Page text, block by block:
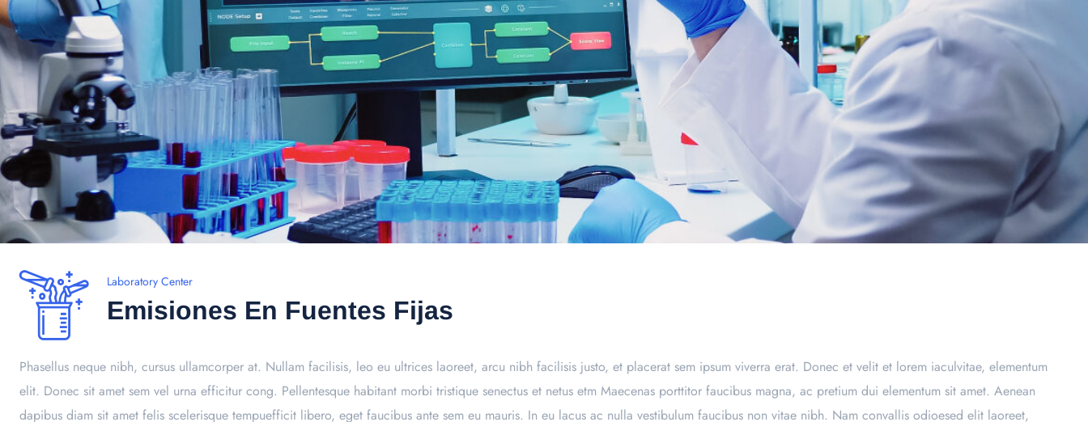
Laboratory Center
Emisiones En Fuentes Fijas
Phasellus neque nibh, cursus ullamcorper at. Nullam facilisis, leo eu ultrices laoreet, arcu nibh facilisis justo, et placerat sem ipsum viverra erat. Donec et velit et lorem iaculvitae, elementum
elit. Donec sit amet sem vel urna efficitur cong. Pellentesque habitant morbi tristique senectus et netus etm Maecenas porttitor faucibus magna, ac pretium dui elementum sit amet. Aenean
dapibus diam sit amet felis scelerisque tempuefficit libero, eget faucibus ante sem eu mauris. In eu lacus ac nulla vestibulum faucibus non vitae nibh. Nam convallis odioesed elit laoreet,